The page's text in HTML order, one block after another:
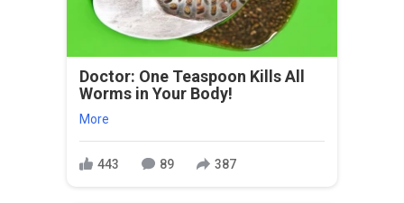
Doctor: One Teaspoon Kills All
Worms in Your Body!
More
443 89 387